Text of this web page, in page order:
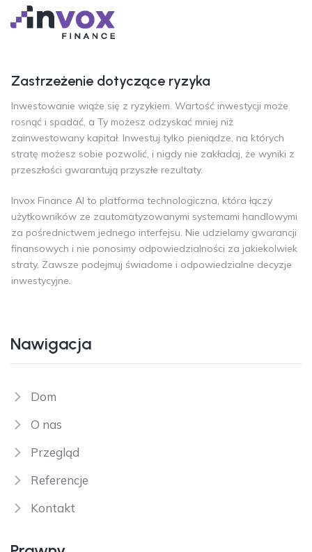
Zastrzeżenie dotyczące ryzyka
Inwestowanie wiąże się z ryzykiem. Wartość inwestycji może
rosnąć i spadać, a Ty możesz odzyskać mniej niż
zainwestowany kapitał. Inwestuj tylko pieniądze, na których
stratę możesz sobie pozwolić, i nigdy nie zakładaj, że wyniki z
przeszłości gwarantują przyszłe rezultaty.
Invox Finance AI to platforma technologiczna, która łączy
użytkowników ze zautomatyzowanymi systemami handlowymi
za pośrednictwem jednego interfejsu. Nie udzielamy gwarancji
finansowych i nie ponosimy odpowiedzialności za jakiekolwiek
straty. Zawsze podejmuj świadome i odpowiedzialne decyzje
inwestycyjne.
Nawigacja
Dom
O nas
Przegląd
Referencje
Kontakt